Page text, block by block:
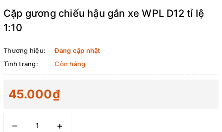
Cặp gương chiếu hậu gắn xe WPL D12 tỉ lệ
1:10
Thương hiệu:
Đang cập nhật
Tình trạng:
Còn hàng
45.000₫
– +